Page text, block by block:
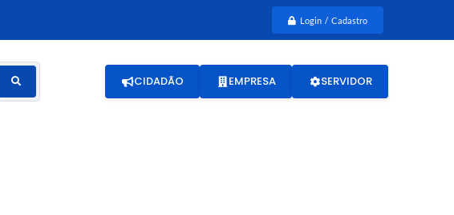
Login / Cadastro
CIDADÃO EMPRESA SERVIDOR